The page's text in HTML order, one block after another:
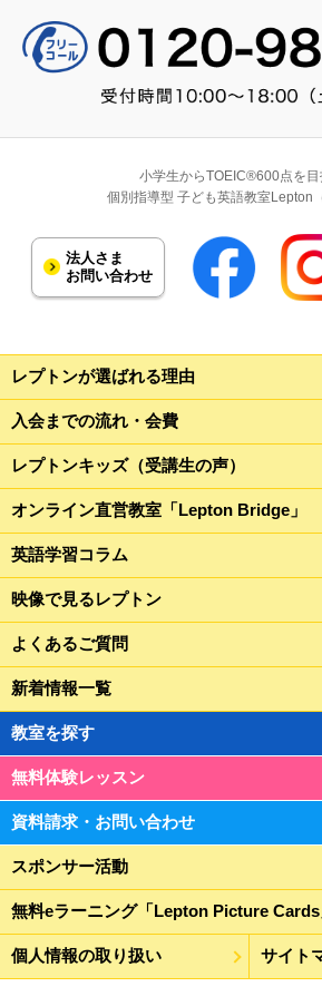
小学生からTOEIC®600点を目
個別指導型 子ども英語教室Lepton
法人さま
お問い合わせ
レプトンが選ばれる理由
入会までの流れ・会費
レプトンキッズ（受講生の声）
オンライン直営教室「Lepton Bridge」
英語学習コラム
映像で見るレプトン
よくあるご質問
新着情報一覧
教室を探す
無料体験レッスン
資料請求・お問い合わせ
スポンサー活動
無料eラーニング「Lepton Picture Cards
個人情報の取り扱い サイト